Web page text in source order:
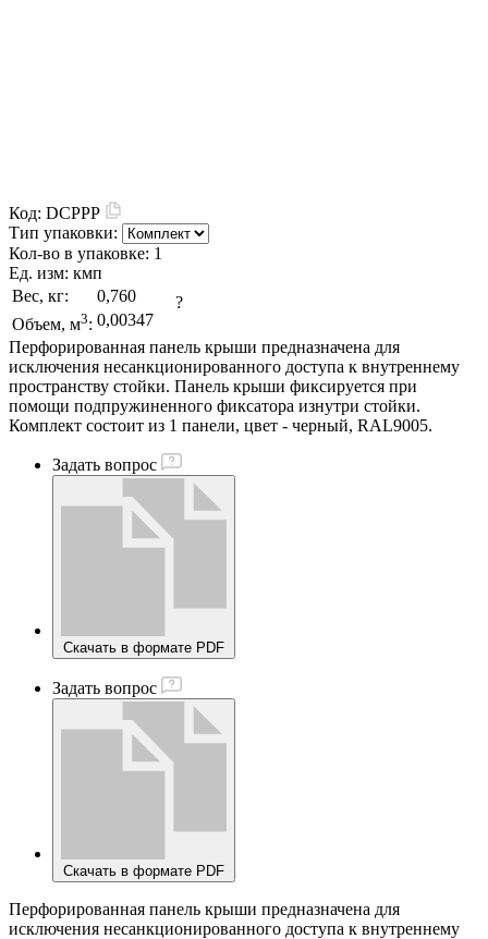
Код: DCPPP
Тип упаковки:
Кол-во в упаковке: 1
Ед. изм: кмп
Вес, кг:
0,760
Объем, м3: 0,00347
?
Перфорированная панель крыши предназначена для
исключения несанкционированного доступа к внутреннему
пространству стойки. Панель крыши фиксируется при
помощи подпружиненного фиксатора изнутри стойки.
Комплект состоит из 1 панели, цвет - черный, RAL9005.
Задать вопрос
Скачать в формате PDF
Задать вопрос
Скачать в формате PDF
Перфорированная панель крыши предназначена для
исключения несанкционированного доступа к внутреннему